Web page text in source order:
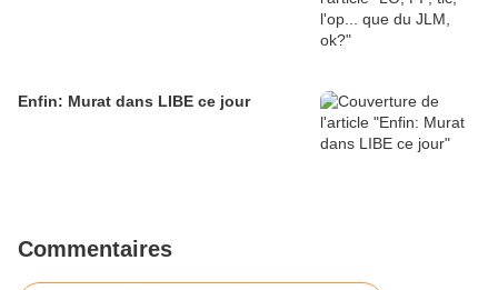
Enfin: Murat dans LIBE ce jour
Commentaires